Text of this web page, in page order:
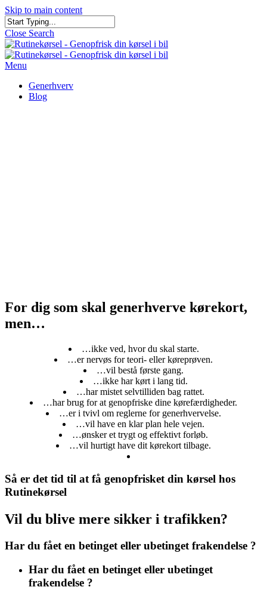
Skip to main content
Close Search
Menu
Generhverv
Blog
For dig som skal generhverve kørekort,
men…
…ikke ved, hvor du skal starte.
…er nervøs for teori- eller køreprøven.
…vil bestå første gang.
…ikke har kørt i lang tid.
…har mistet selvtilliden bag rattet.
…har brug for at genopfriske dine kørefærdigheder.
…er i tvivl om reglerne for generhvervelse.
…vil have en klar plan hele vejen.
…ønsker et trygt og effektivt forløb.
…vil hurtigt have dit kørekort tilbage.
Så er det tid til at få genopfrisket din kørsel hos
Rutinekørsel
Vil du blive mere sikker i trafikken?
Har du fået en betinget eller ubetinget frakendelse ?
Har du fået en betinget eller ubetinget
frakendelse ?